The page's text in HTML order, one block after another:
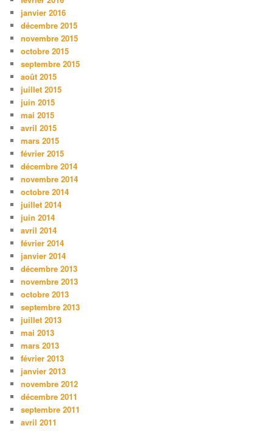
janvier 2016
décembre 2015
novembre 2015
octobre 2015
septembre 2015
août 2015
juillet 2015
juin 2015
mai 2015
avril 2015
mars 2015
février 2015
décembre 2014
novembre 2014
octobre 2014
juillet 2014
juin 2014
avril 2014
février 2014
janvier 2014
décembre 2013
novembre 2013
octobre 2013
septembre 2013
juillet 2013
mai 2013
mars 2013
février 2013
janvier 2013
novembre 2012
décembre 2011
septembre 2011
avril 2011